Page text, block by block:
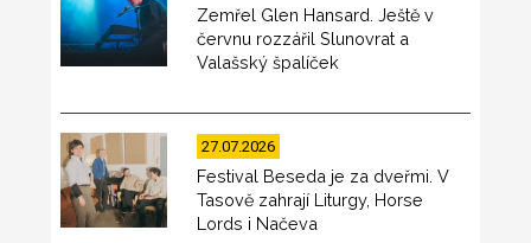
Zemřel Glen Hansard. Ještě v
červnu rozzářil Slunovrat a
Valašský špalíček
27.07.2026
Festival Beseda je za dveřmi. V
Tasově zahrají Liturgy, Horse
Lords i Načeva